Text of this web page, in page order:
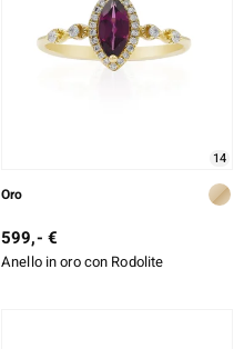
14
Oro
599,- €
Anello in oro con Rodolite